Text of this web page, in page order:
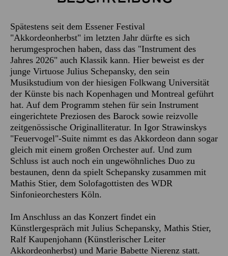
Spätestens seit dem Essener Festival
"Akkordeonherbst" im letzten Jahr dürfte es sich
herumgesprochen haben, dass das "Instrument des
Jahres 2026" auch Klassik kann. Hier beweist es der
junge Virtuose Julius Schepansky, den sein
Musikstudium von der hiesigen Folkwang Universität
der Künste bis nach Kopenhagen und Montreal geführt
hat. Auf dem Programm stehen für sein Instrument
eingerichtete Preziosen des Barock sowie reizvolle
zeitgenössische Originalliteratur. In Igor Strawinskys
"Feuervogel"-Suite nimmt es das Akkordeon dann sogar
gleich mit einem großen Orchester auf. Und zum
Schluss ist auch noch ein ungewöhnliches Duo zu
bestaunen, denn da spielt Schepansky zusammen mit
Mathis Stier, dem Solofagottisten des WDR
Sinfonieorchesters Köln.
Im Anschluss an das Konzert findet ein
Künstlergespräch mit Julius Schepansky, Mathis Stier,
Ralf Kaupenjohann (Künstlerischer Leiter
Akkordeonherbst) und Marie Babette Nierenz statt.